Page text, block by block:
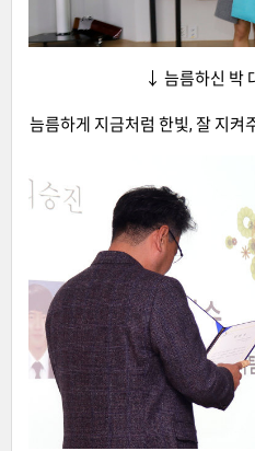
↓ 늠름하신 박
늠름하게 지금처럼 한빛, 잘 지켜